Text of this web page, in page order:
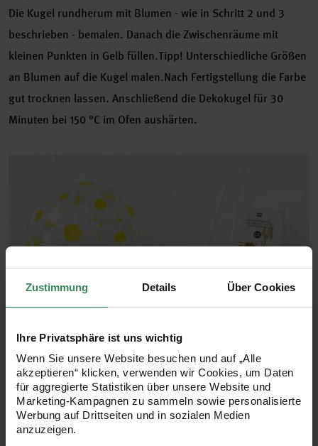
Zustimmung Details Über Cookies
Ihre Privatsphäre ist uns wichtig
Wenn Sie unsere Website besuchen und auf „Alle
akzeptieren“ klicken, verwenden wir Cookies, um Daten
für aggregierte Statistiken über unsere Website und
Marketing-Kampagnen zu sammeln sowie personalisierte
Werbung auf Drittseiten und in sozialen Medien
anzuzeigen.
Die Kugel rundherum mit Blumen - wie in Schritt 2 und 3
beschrieben - bemalen. Danach die Zwischenräume mit
kleinen Punkten in Gelb füllen.Tipp! Unterschiedliche Größen
an Blumen auf die Kugel malen.Nach Fertigstellung die Farbe
gut trocknen lassen. Anschließend die Dekokugel für 30
Minuten bei 150 °C im Ofen aushärten.